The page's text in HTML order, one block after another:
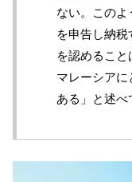
ない。この
を申告し納
を認めること
マレーシア
ある」と述べ